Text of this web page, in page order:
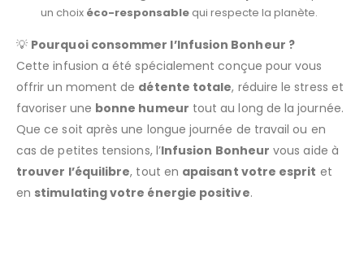
un choix éco-responsablequi respecte la planète.
💡 Pourquoi consommer l’Infusion Bonheur ?
Cette infusion a été spécialement conçue pour vous
offrir un moment de détente totale, réduire le stress et
favoriser une bonne humeur tout au long de la journée.
Que ce soit après une longue journée de travail ou en
cas de petites tensions, l’Infusion Bonheur vous aide à
trouver l’équilibre, tout en apaisant votre esprit et
en stimulating votre énergie positive.